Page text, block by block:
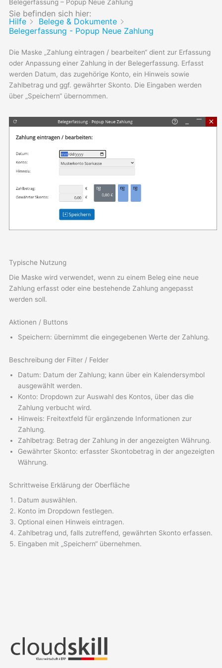
Belegerfassung – Popup Neue Zahlung
Sie befinden sich hier:
Hilfe
Belege & Dokumente
Belegerfassung - Popup Neue Zahlung
Die Maske „Zahlung eintragen / bearbeiten“ dient zur Erfassung
oder Anpassung einer Zahlung in der Belegerfassung. Erfasst
werden Datum, das zugehörige Konto, ein Hinweis sowie
Zahlbetrag und ggf. gewährter Skonto. Die Eingaben werden
über „Speichern“ übernommen.
Typische Nutzung
Die Maske wird verwendet, wenn zu einem Beleg eine neue
Zahlung erfasst oder eine bestehende Zahlung angepasst
werden soll.
Aktionen / Buttons
Speichern: übernimmt die eingegebenen Werte der Zahlung.
Beschreibung der Filter / Felder
Datum: Datum der Zahlung; kann über ein Kalendersymbol
ausgewählt werden.
Konto: Dropdown zur Auswahl des Kontos, über das die
Zahlung verbucht wird.
Hinweis: Freitextfeld für ergänzende Informationen zur
Zahlung.
Zahlbetrag: Betrag der Zahlung in der angezeigten Währung.
Gewährter Skonto: erfasster Skontobetrag in der angezeigten
Währung.
Schrittweise Erklärung der Oberfläche
Datum auswählen.
Konto im Dropdown festlegen.
Optional einen Hinweis eintragen.
Zahlbetrag und, falls zutreffend, gewährten Skonto erfassen.
Eingaben mit „Speichern“ übernehmen.